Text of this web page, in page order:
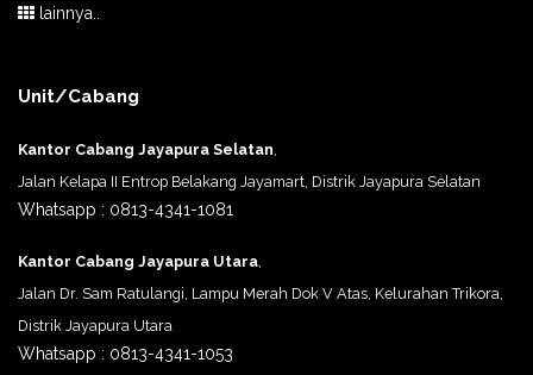
lainnya..
Unit/Cabang
Kantor Cabang Jayapura Selatan
Jalan Kelapa II Entrop Belakang Jayamart, Distrik Jayapura Selatan
Whatsapp : 0813-4341-1081
Kantor Cabang Jayapura Utara
Jalan Dr. Sam Ratulangi, Lampu Merah Dok V Atas, Kelurahan Trikora,
Distrik Jayapura Utara
Whatsapp : 0813-4341-1053